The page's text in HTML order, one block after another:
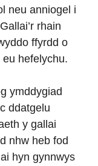
neu anniogel i
rhain
ffyrdd o
hefelychu.
ymddygiad
ddatgelu
y gallai
nhw heb fod
hyn gynnwys